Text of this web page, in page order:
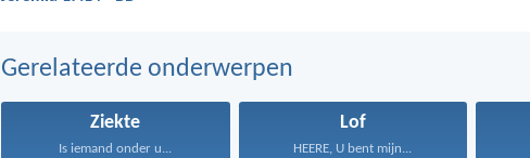
Gerelateerde onderwerpen
Ziekte
Is iemand onder u...
Lof
HEERE, U bent mijn...